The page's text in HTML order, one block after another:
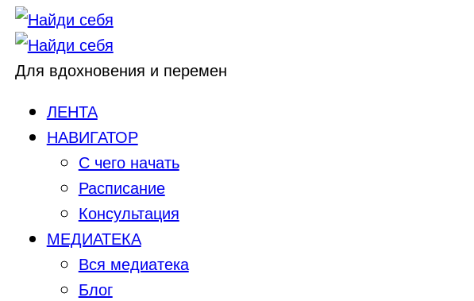
Для вдохновения и перемен
ЛЕНТА
НАВИГАТОР
С чего начать
Расписание
Консультация
МЕДИАТЕКА
Вся медиатека
Блог